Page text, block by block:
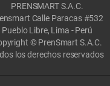
PRENSMART S.A.C.
Calle Paracas #532
Pueblo Libre, Lima - Perú
© PrenSmart S.A.C.
los derechos reservados